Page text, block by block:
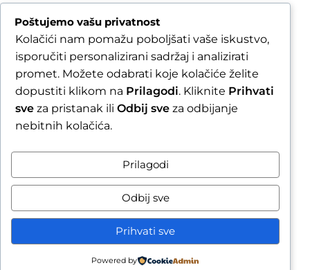
Due to our annual holiday from 1 August 2026 to
16 August 2026, all orders received after 30 July
2026 will be processed and shipped during the
week following our return.
By completing your order, you confirm that you
are aware of the possible extended shipping
Zatvori obavijest / Close
Poštujemo vašu privatnost
Kolačići nam pomažu poboljšati vaše iskustvo,
isporučiti personalizirani sadržaj i analizirati
promet. Možete odabrati koje kolačiće želite
dopustiti klikom na Prilagodi. Kliknite Prihvati
sve za pristanak ili Odbij sve za odbijanje
nebitnih kolačića.
Prilagodi
Odbij sve
Prihvati sve
Powered by
Raskid ugovora